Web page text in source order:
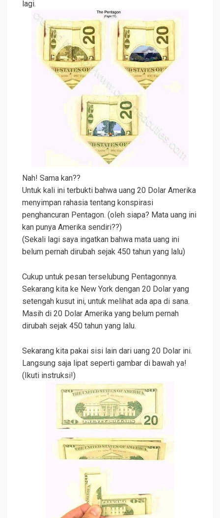
lagi.
Nah! Sama kan??
Untuk kali ini terbukti bahwa uang 20 Dolar Amerika
menyimpan rahasia tentang konspirasi
penghancuran Pentagon. (oleh siapa? Mata uang ini
kan punya Amerika sendiri??)
(Sekali lagi saya ingatkan bahwa mata uang ini
belum pernah dirubah sejak 450 tahun yang lalu)
Cukup untuk pesan terselubung Pentagonnya.
Sekarang kita ke New York dengan 20 Dolar yang
setengah kusut ini, untuk melihat ada apa di sana.
Masih di 20 Dolar Amerika yang belum pernah
dirubah sejak 450 tahun yang lalu.
Sekarang kita pakai sisi lain dari uang 20 Dolar ini.
Langsung saja lipat seperti gambar di bawah ya!
(Ikuti instruksi!)